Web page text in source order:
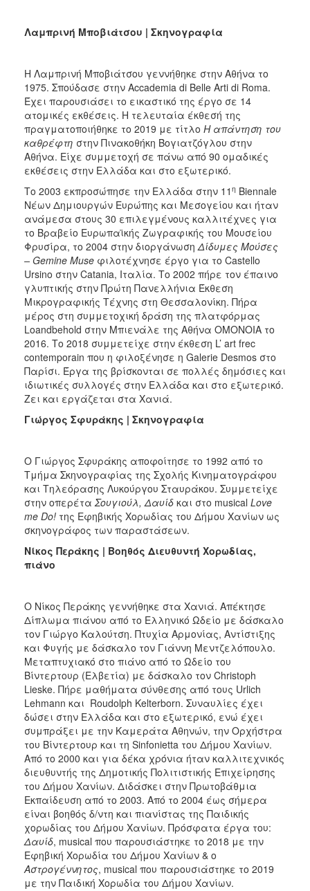
Λαμπρινή Μποβιάτσου | Σκηνογραφία
Η Λαμπρινή Μποβιάτσου γεννήθηκε στην Αθήνα το
1975. Σπούδασε στην Accademia di Belle Arti di Roma.
Έχει παρουσιάσει το εικαστικό της έργο σε 14
ατομικές εκθέσεις. Η τελευταία έκθεσή της
πραγματοποιήθηκε το 2019 με τίτλο Η απάντηση του
καθρέφτη στην Πινακοθήκη Βογιατζόγλου στην
Αθήνα. Είχε συμμετοχή σε πάνω από 90 ομαδικές
εκθέσεις στην Ελλάδα και στο εξωτερικό.
Το 2003 εκπροσώπησε την Ελλάδα στην 11 η Biennale
Νέων Δημιουργών Ευρώπης και Μεσογείου και ήταν
ανάμεσα στους 30 επιλεγμένους καλλιτέχνες για
το Βραβείο Ευρωπαϊκής Ζωγραφικής του Μουσείου
Φρυσίρα, το 2004 στην διοργάνωσηΔίδυμες Μούσες
– Gemine Muse φιλοτέχνησε έργο για το Castello
Ursino στην Catania, Ιταλία. Το 2002 πήρε τον έπαινο
γλυπτικής στην Πρώτη Πανελλήνια Έκθεση
Μικρογραφικής Τέχνης στη Θεσσαλονίκη. Πήρα
μέρος στη συμμετοχική δράση της πλατφόρμας
Loandbehold στην Μπιενάλε της Αθήνα OMONOIA το
2016. Το 2018 συμμετείχε στην έκθεση L’ art frec
contemporain που η φιλοξένησε η Galerie Desmos στο
Παρίσι. Έργα της βρίσκονται σε πολλές δημόσιες και
ιδιωτικές συλλογές στην Ελλάδα και στο εξωτερικό.
Ζει και εργάζεται στα Χανιά.
Γιώργος Σφυράκης | Σκηνογραφία
Ο Γιώργος Σφυράκης αποφοίτησε το 1992 από το
Τμήμα Σκηνογραφίας της Σχολής Κινηματογράφου
και Τηλεόρασης Λυκούργου Σταυράκου. Συμμετείχε
στην οπερέταΣουγιούλ, Δαυίδ και στο musical Love
me Do! της Eφηβικής Xορωδίας του Δήμου Χανίων ως
σκηνογράφος των παραστάσεων.
Νίκος Περάκης | Βοηθός Διευθυντή Χορωδίας,
πιάνο
Ο Νίκος Περάκης γεννήθηκε στα Χανιά. Απέκτησε
Δίπλωμα πιάνου από το Ελληνικό Ωδείο με δάσκαλο
τον Γιώργο Καλούτση. Πτυχία Αρμονίας, Αντίστιξης
και Φυγής με δάσκαλο τον Γιάννη Μεντζελόπουλο.
Μεταπτυχιακό στο πιάνο από το Ωδείο του
Βίντερτουρ (Ελβετία) με δάσκαλο τον Christoph
Lieske. Πήρε μαθήματα σύνθεσης από τους Urlich
Lehmann και Roudolph Kelterborn. Συναυλίες έχει
δώσει στην Ελλάδα και στο εξωτερικό, ενώ έχει
συμπράξει με την Καμεράτα Αθηνών, την Ορχήστρα
του Βίντερτουρ και τη Sinfonietta του Δήμου Χανίων.
Από το 2000 και για δέκα χρόνια ήταν καλλιτεχνικός
διευθυντής της Δημοτικής Πολιτιστικής Επιχείρησης
του Δήμου Χανίων. Διδάσκει στην Πρωτοβάθμια
Εκπαίδευση από το 2003. Από το 2004 έως σήμερα
είναι βοηθός δ/ντη και πιανίστας της Παιδικής
χορωδίας του Δήμου Χανίων. Πρόσφατα έργα του:
Δαυίδ, musical που παρουσιάστηκε το 2018 με την
Εφηβική Χορωδία του Δήμου Χανίων & ο
Αστρογέννητος, musical που παρουσιάστηκε το 2019
με την Παιδική Χορωδία του Δήμου Χανίων.